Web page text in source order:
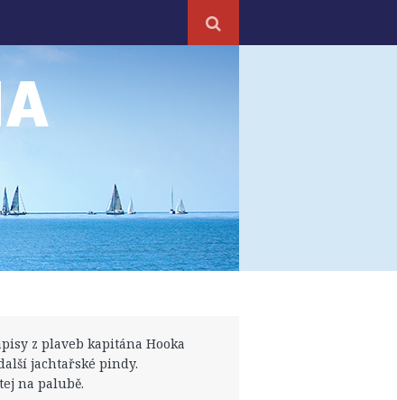
z plaveb kapitána Hooka
jachtařské pindy.
na palubě.